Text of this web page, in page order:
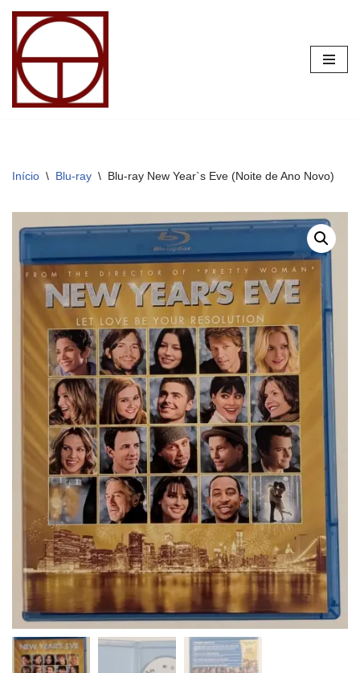
Pular
para
conteúdo
Início \ Blu-ray \ Blu-ray New Year`s Eve (Noite de Ano Novo)